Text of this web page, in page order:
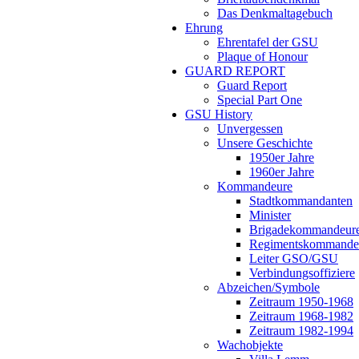
Das Denkmaltagebuch
Ehrung
Ehrentafel der GSU
Plaque of Honour
GUARD REPORT
Guard Report
Special Part One
GSU History
Unvergessen
Unsere Geschichte
1950er Jahre
1960er Jahre
Kommandeure
Stadtkommandanten
Minister
Leiter GSO/GSU
Verbindungsoffiziere
Abzeichen/Symbole
Zeitraum 1950-1968
Zeitraum 1968-1982
Zeitraum 1982-1994
Wachobjekte